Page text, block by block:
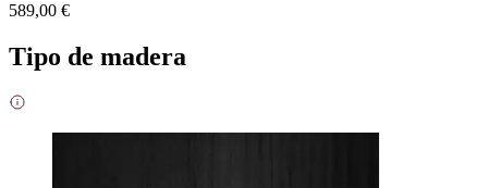
589,00 €
Tipo de madera